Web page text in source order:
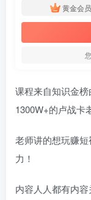
黄金会员
课程来自知识金
1300W+的卢战卡
老师讲的想玩赚
力！
内容人人都有内